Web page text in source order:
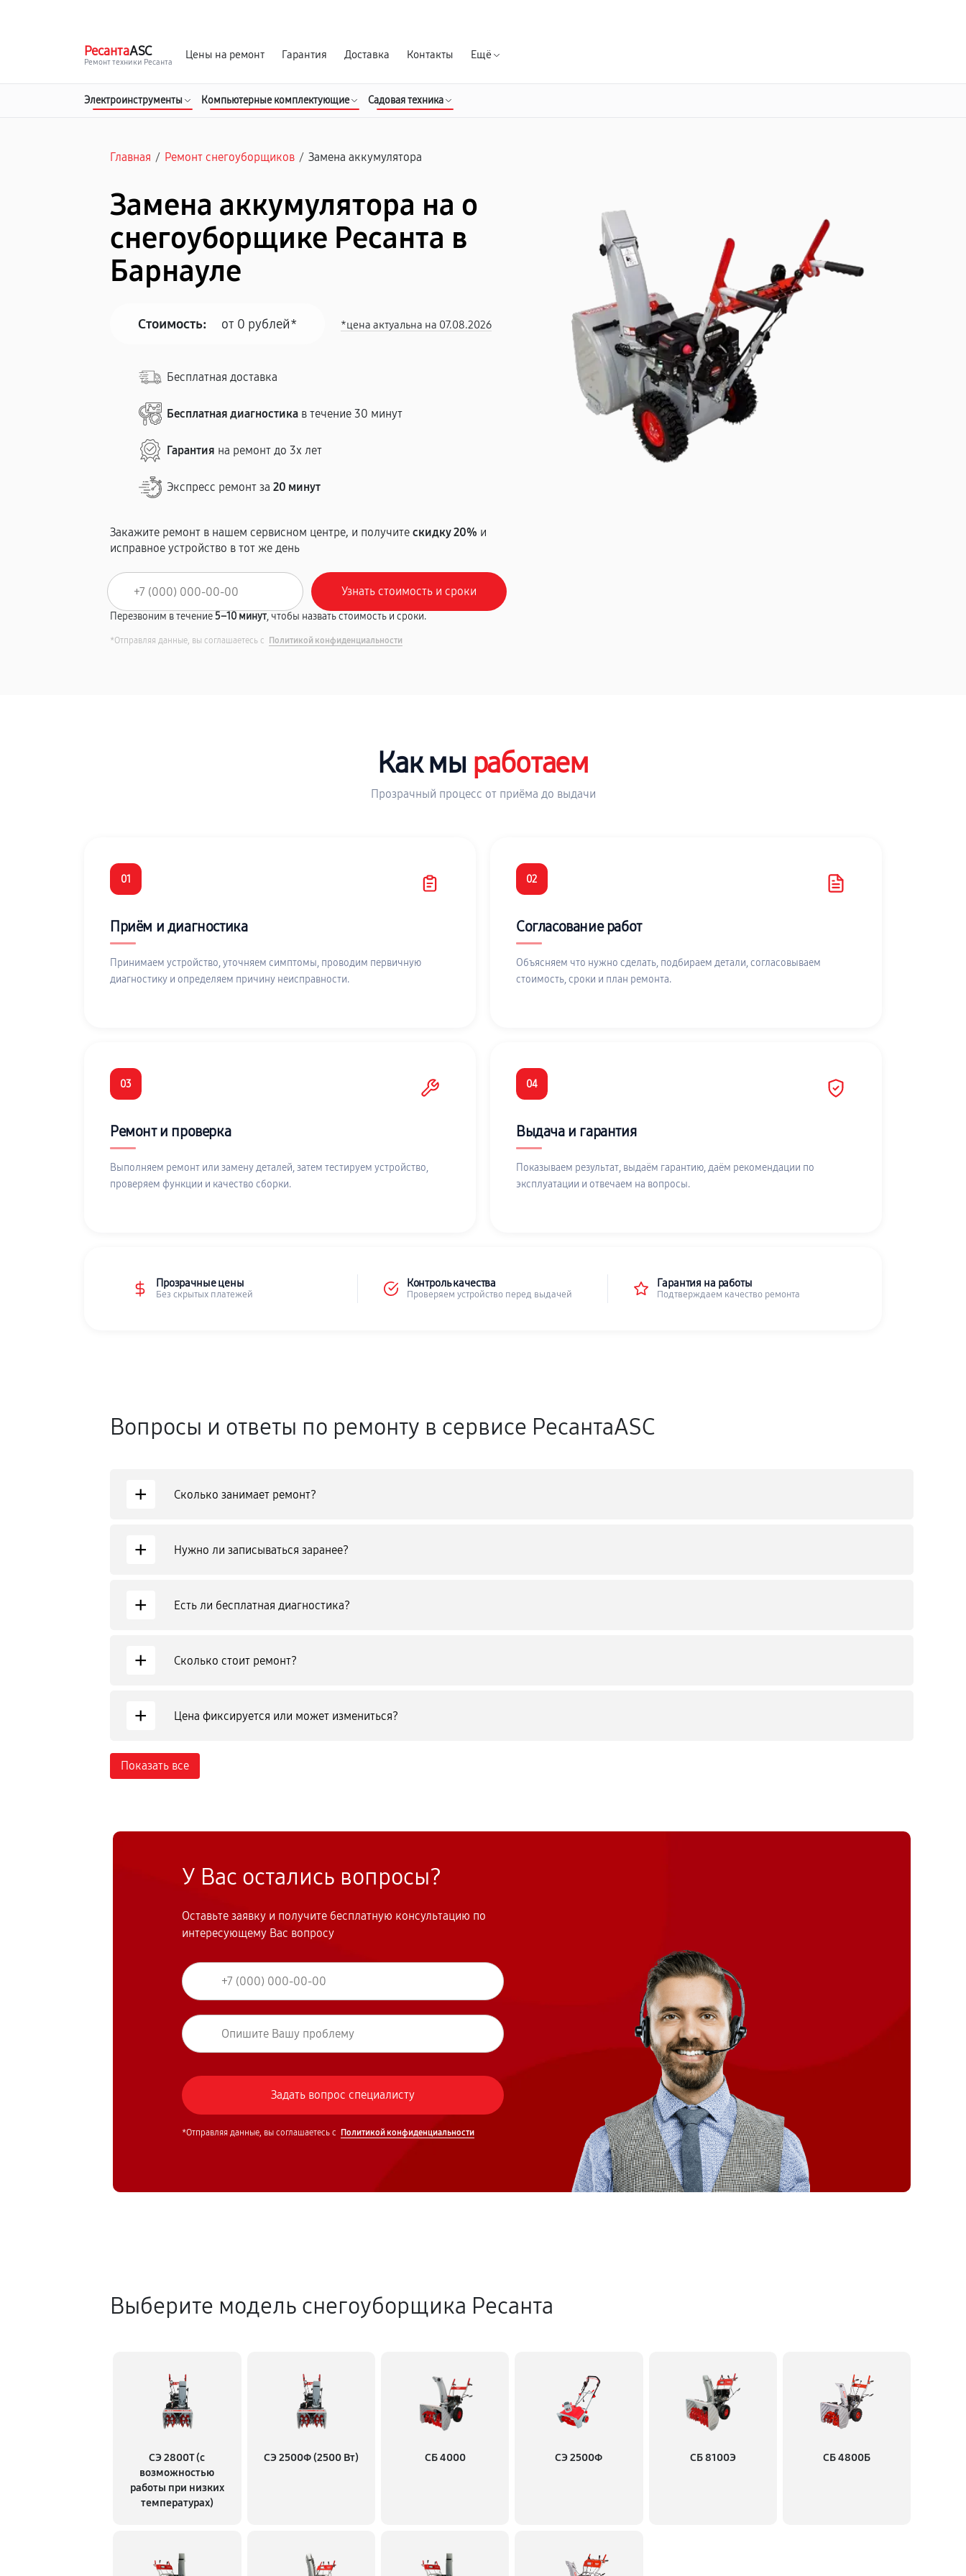
РесантаASC
Ремонт техники Ресанта
Цены на ремонт Гарантия Доставка Контакты Ещё
Электроинструменты Компьютерные комплектующие Садовая техника
Главная / Ремонт снегоуборщиков / Замена аккумулятора
Замена аккумулятора на о
снегоуборщике Ресанта в
Барнауле
Стоимость: от 0 рублей* *цена актуальна на 07.08.2026
Бесплатная доставка
Бесплатная диагностика в течение 30 минут
Гарантия на ремонт до 3х лет
Экспресс ремонт за20 минут
Закажите ремонт в нашем сервисном центре, и получитескидку 20% и
исправное устройство в тот же день
Перезвоним в течение5–10 минут, чтобы назвать стоимость и сроки.
*Отправляя данные, вы соглашаетесь с Политикой конфиденциальности
Как мы работаем
Прозрачный процесс от приёма до выдачи
01
Приём и диагностика
Принимаем устройство, уточняем симптомы, проводим первичную
диагностику и определяем причину неисправности.
02
Согласование работ
Объясняем что нужно сделать, подбираем детали, согласовываем
стоимость, сроки и план ремонта.
03
Ремонт и проверка
Выполняем ремонт или замену деталей, затем тестируем устройство,
проверяем функции и качество сборки.
04
Выдача и гарантия
Показываем результат, выдаём гарантию, даём рекомендации по
эксплуатации и отвечаем на вопросы.
Прозрачные цены
Без скрытых платежей
Контроль качества
Проверяем устройство перед выдачей
Гарантия на работы
Подтверждаем качество ремонта
Вопросы и ответы по ремонту в сервисе РесантаASC
+ Сколько занимает ремонт?
+ Нужно ли записываться заранее?
+ Есть ли бесплатная диагностика?
+ Сколько стоит ремонт?
+ Цена фиксируется или может измениться?
Показать все
У Вас остались вопросы?
Оставьте заявку и получите бесплатную консультацию по
интересующему Вас вопросу
*Отправляя данные, вы соглашаетесь с Политикой конфиденциальности
Выберите модель снегоуборщика Ресанта
СЭ 2800Т (с
возможностью
работы при низких
температурах)
СЭ 2500Ф (2500 Вт) СБ 4000 СЭ 2500Ф СБ 8100Э СБ 4800Б